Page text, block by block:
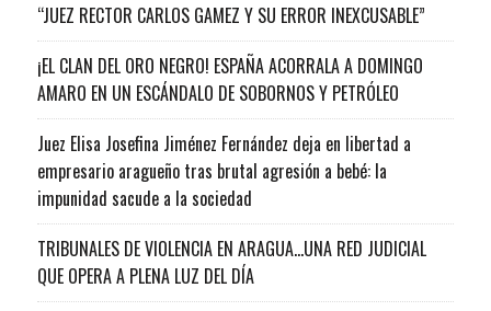
“JUEZ RECTOR CARLOS GAMEZ Y SU ERROR INEXCUSABLE”
¡EL CLAN DEL ORO NEGRO! ESPAÑA ACORRALA A DOMINGO
AMARO EN UN ESCÁNDALO DE SOBORNOS Y PETRÓLEO
Juez Elisa Josefina Jiménez Fernández deja en libertad a
empresario aragueño tras brutal agresión a bebé: la
impunidad sacude a la sociedad
TRIBUNALES DE VIOLENCIA EN ARAGUA…UNA RED JUDICIAL
QUE OPERA A PLENA LUZ DEL DÍA